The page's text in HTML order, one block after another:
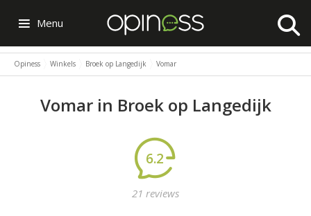
Menu
Opiness Winkels Broek op Langedijk Vomar
Vomar in Broek op Langedijk
6.2
21 reviews